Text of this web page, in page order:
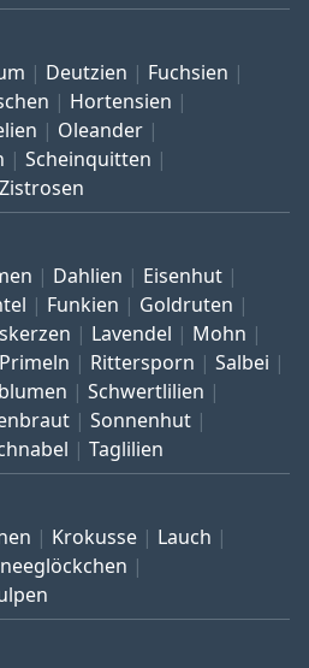
Deutzien
Fuchsien
Hortensien
Oleander
Scheinquitten
Zistrosen
Dahlien
Eisenhut
Funkien
Goldruten
Lavendel
Mohn
Primeln Rittersporn
Salbei
Schwertlilien
Sonnenhut
Taglilien
Krokusse
Lauch